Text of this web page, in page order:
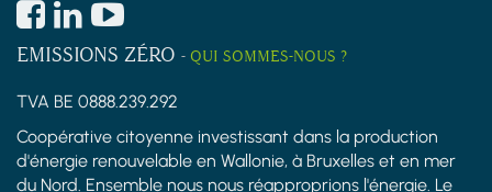
EMISSIONS ZÉRO - QUI SOMMES-NOUS ?
TVA BE 0888.239.292
Coopérative citoyenne investissant dans la production
d'énergie renouvelable en Wallonie, à Bruxelles et en mer
du Nord. Ensemble nous nous réapproprions l'énergie. Le